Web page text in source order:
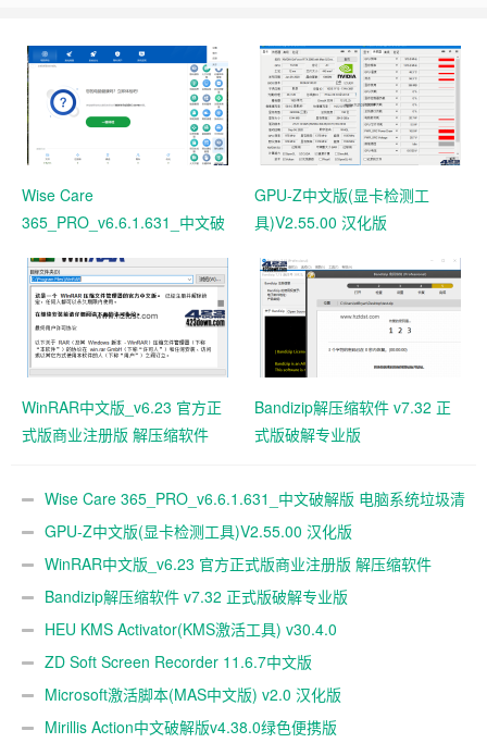
Wise Care
365_PRO_v6.6.1.631_中文破
GPU-Z中文版(显卡检测工
具)V2.55.00 汉化版
WinRAR中文版_v6.23 官方正
式版商业注册版 解压缩软件
Bandizip解压缩软件 v7.32 正
式版破解专业版
Wise Care 365_PRO_v6.6.1.631_中文破解版 电脑系统垃圾清
理软件GPU-Z中文版(显卡检测工具)V2.55.00 汉化版
WinRAR中文版_v6.23 官方正式版商业注册版 解压缩软件
Bandizip解压缩软件 v7.32 正式版破解专业版
HEU KMS Activator(KMS激活工具) v30.4.0
ZD Soft Screen Recorder 11.6.7中文版
Microsoft激活脚本(MAS中文版) v2.0 汉化版
Mirillis Action中文破解版v4.38.0绿色便携版